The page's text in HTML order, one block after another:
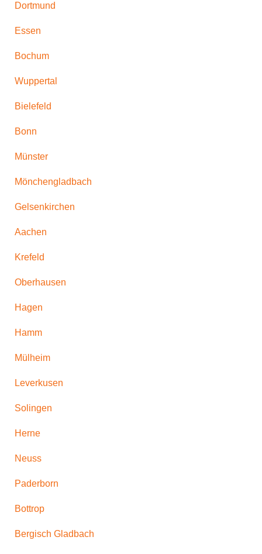
Dortmund
Essen
Bochum
Wuppertal
Bielefeld
Bonn
Münster
Mönchengladbach
Gelsenkirchen
Aachen
Krefeld
Oberhausen
Hagen
Hamm
Mülheim
Leverkusen
Solingen
Herne
Neuss
Paderborn
Bottrop
Bergisch Gladbach